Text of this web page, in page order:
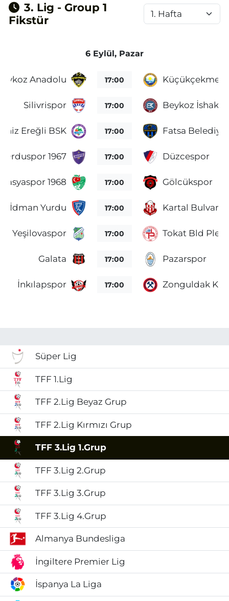
3. Lig - Group 1
Fikstür
6 Eylül, Pazar
Anadolu 17:00
Silivrispor 17:00 Beykoz
Ereğli BSK 17:00 Fatsa
Orduspor 1967 17:00 Düzcespor
1968 17:00 Gölcükspor
İdman Yurdu 17:00 Kartal
Yeşilovaspor 17:00 Tokat Bld
Galata 17:00 Pazarspor
İnkılapspor 17:00 Zonguldak
Süper Lig
TFF 1.Lig
TFF 2.Lig Beyaz Grup
TFF 2.Lig Kırmızı Grup
TFF 3.Lig 1.Grup
TFF 3.Lig 2.Grup
TFF 3.Lig 3.Grup
TFF 3.Lig 4.Grup
Almanya Bundesliga
İngiltere Premier Lig
İspanya La Liga